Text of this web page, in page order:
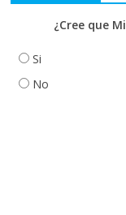
¿Cree que
Si
No